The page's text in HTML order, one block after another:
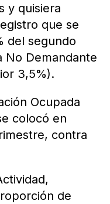
y quisiera
que se
del segundo
No Demandante
3,5%).
Ocupada
colocó en
contra
de